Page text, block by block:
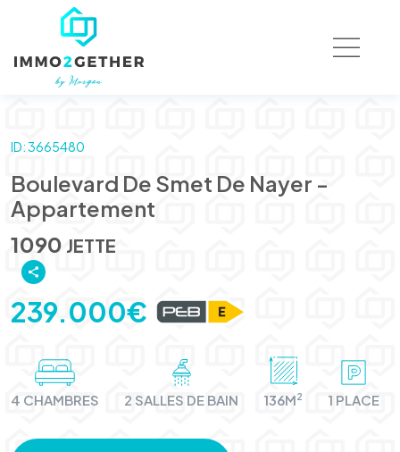
ID: 3665480
Boulevard De Smet De Nayer -
Appartement
1090 JETTE
239.000€
4 CHAMBRES 2 SALLES DE BAIN 136M2 1 PLACE